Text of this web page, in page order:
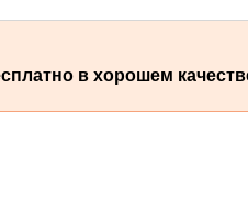
в хорошем